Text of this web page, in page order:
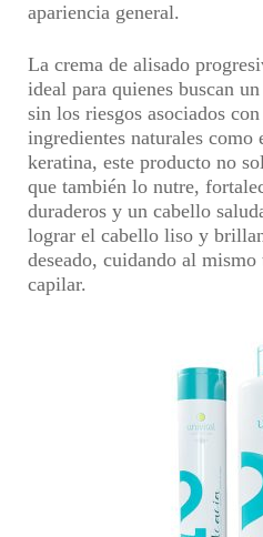
apariencia general.
La crema de alisado
ideal para quienes buscan
sin los riesgos asociados
ingredientes naturales como
keratina, este producto no
que también lo nutre,
duraderos y un cabello
lograr el cabello liso y
deseado, cuidando al
capilar.